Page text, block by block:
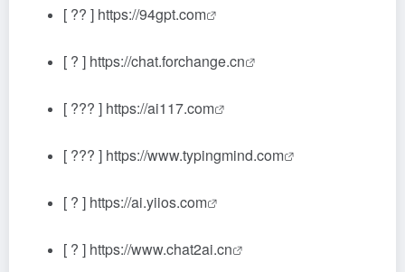
[ ?? ] https://94gpt.com
[ ? ] https://chat.forchange.cn
[ ??? ] https://ai117.com
[ ??? ] https://www.typingmind.com
[ ? ] https://ai.yiios.com
[ ? ] https://www.chat2ai.cn